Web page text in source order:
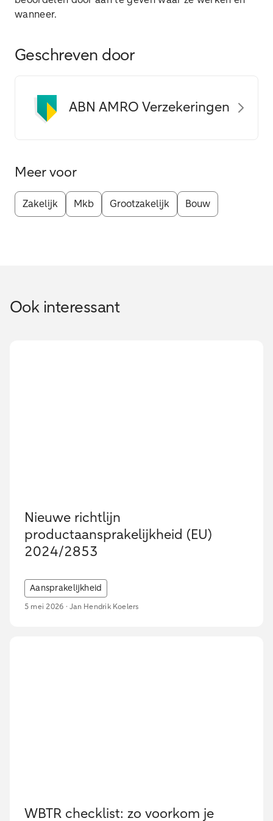
wanneer.
Geschreven door
ABN AMRO Verzekeringen
Meer voor
Zakelijk Mkb Grootzakelijk Bouw
Ook interessant
Nieuwe richtlijn
productaansprakelijkheid (EU)
2024/2853
Aansprakelijkheid
5 mei 2026 · Jan Hendrik Koelers
WBTR checklist: zo voorkom je